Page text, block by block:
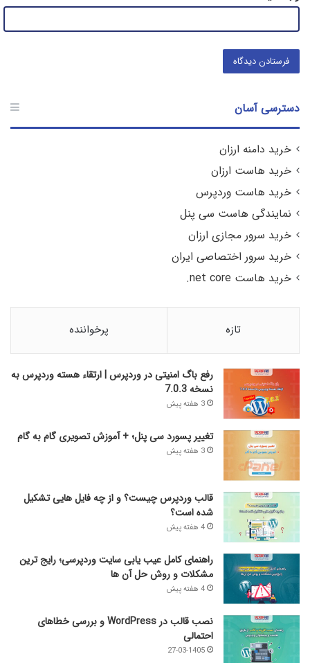
دسترسی آسان
خرید دامنه ارزان
خرید هاست ارزان
خرید هاست وردپرس
نمایندگی هاست سی پنل
خرید سرور مجازی ارزان
خرید سرور اختصاصی ایران
خرید هاست net core.
تازه پرخواننده
رفع باگ امنیتی در وردپرس | ارتقاء هسته وردپرس به
نسخه 7.0.3
3 هفته پیش
تغییر پسورد سی پنل؛ + آموزش تصویری گام به گام
3 هفته پیش
قالب وردپرس چیست؟ و از چه فایل­ هایی تشکیل
شده است؟
4 هفته پیش
راهنمای کامل عیب‌ یابی سایت وردپرسی؛ رایج‌ ترین
مشکلات و روش حل آن‌ ها
4 هفته پیش
نصب قالب در WordPress و بررسی خطاهای
احتمالی
27-03-1405